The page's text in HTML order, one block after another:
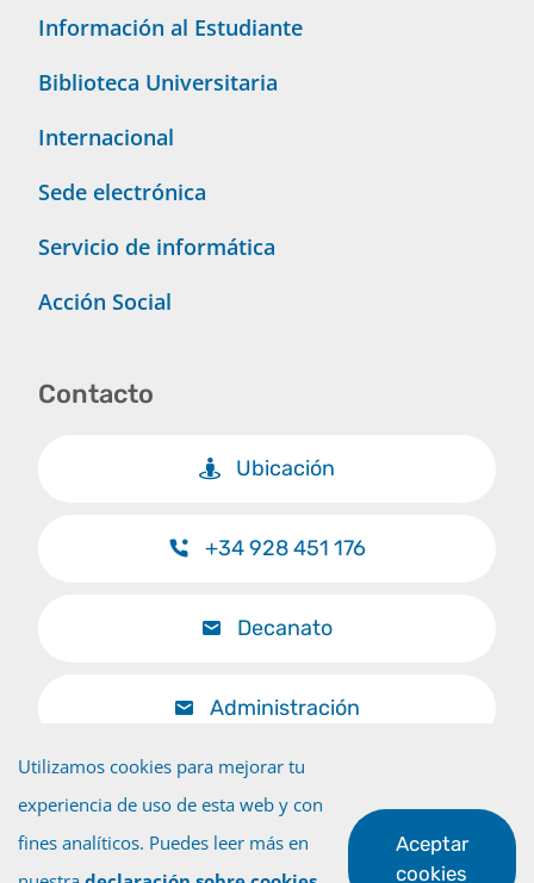
Información al Estudiante
Biblioteca Universitaria
Internacional
Sede electrónica
Servicio de informática
Acción Social
Contacto
Ubicación
+34 928 451 176
Decanato
Administración
Utilizamos cookies para mejorar tu
experiencia de uso de esta web y con
fines analíticos. Puedes leer más en
Aceptar
cookies